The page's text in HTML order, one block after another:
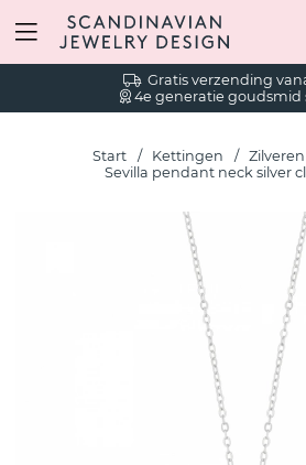
Gratis verzending
4e generatie goudsmid
Start Kettingen
Sevilla pendant neck silver